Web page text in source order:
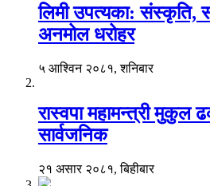
लिमी उपत्यका: संस्कृति,
अनमोल धरोहर
५ आश्विन २०८१, शनिबार
रास्वपा महामन्त्री मुकुल
सार्वजनिक
२१ असार २०८१, बिहीबार